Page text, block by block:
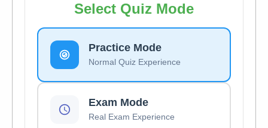
Select Quiz Mode
Practice Mode
Normal Quiz Experience
Exam Mode
Real Exam Experience